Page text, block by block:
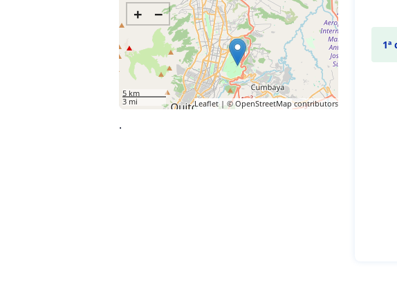
+ −
5 km
3 mi
Leaflet | ©OpenStreetMapcontributors
·
1ª